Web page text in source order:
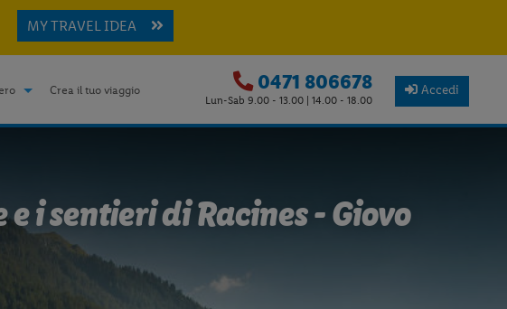
MY TRAVEL IDEA
Crea il tuo viaggio 0471 806678
Lun-Sab 9.00 - 13.00 | 14.00 - 18.00
Accedi
i sentieri di Racines - Giovo